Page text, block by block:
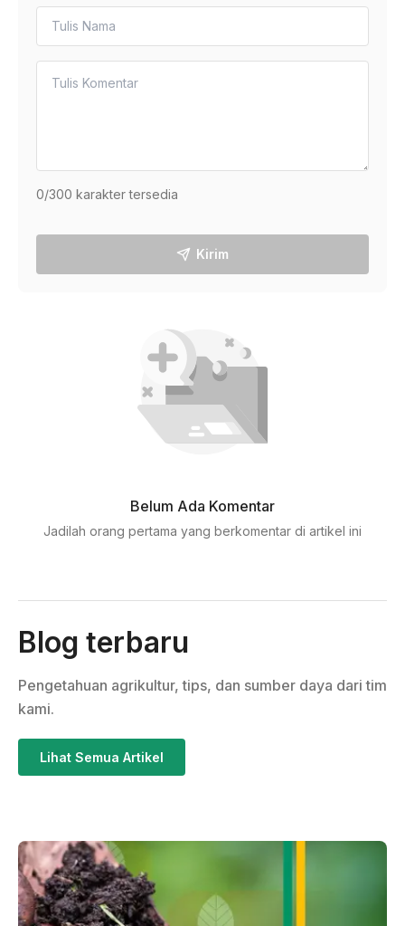
0/300 karakter tersedia
Kirim
Belum Ada Komentar
Jadilah orang pertama yang berkomentar di artikel ini
Blog terbaru
Pengetahuan agrikultur, tips, dan sumber daya dari tim
kami.
Lihat Semua Artikel